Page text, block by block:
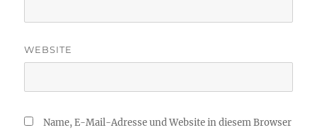
WEBSITE
Name, E-Mail-Adresse und Website in diesem Browser